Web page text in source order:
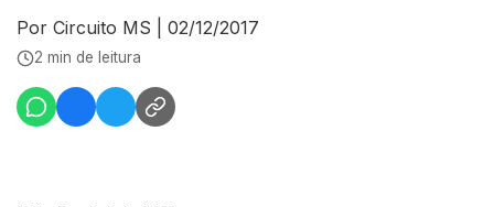
Por Circuito MS 02/12/2017
2 min de leitura